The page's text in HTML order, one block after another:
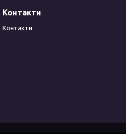
Контакти
Контакти